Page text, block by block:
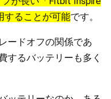
することが可能です。
ードオフの関係であ
するバッテリーも多く